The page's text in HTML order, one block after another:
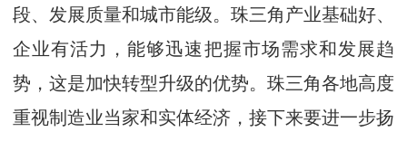
段、发展质量和城市能级。珠三角产业基础好、
企业有活力，能够迅速把握市场需求和发展趋
势，这是加快转型升级的优势。珠三角各地高度
重视制造业当家和实体经济，接下来要进一步扬